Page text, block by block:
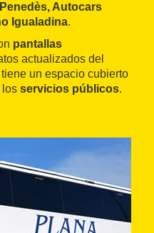
Autocars
Igualadina.
pantallas
actualizados del
un espacio cubierto
los servicios públicos.